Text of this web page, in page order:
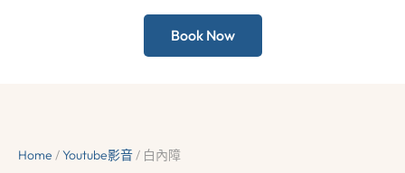
Book Now
Home /Youtube影音/ 白內障